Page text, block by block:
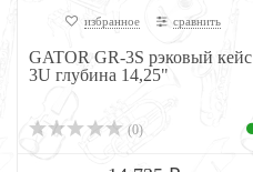
избранное сравнить
GATOR GR-3S рэковый кейс
3U глубина 14,25"
(0)